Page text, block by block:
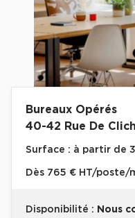
Bureaux Opérés
40-42 Rue De
Surface : à partir de
Dès 765 € HT/poste/
Disponibilité : Nous